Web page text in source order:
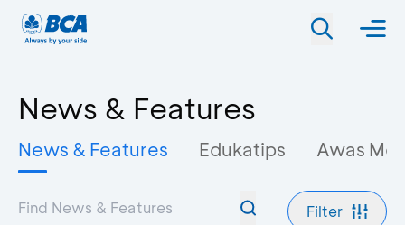
News & Features
News & Features Edukatips Awas
Filter